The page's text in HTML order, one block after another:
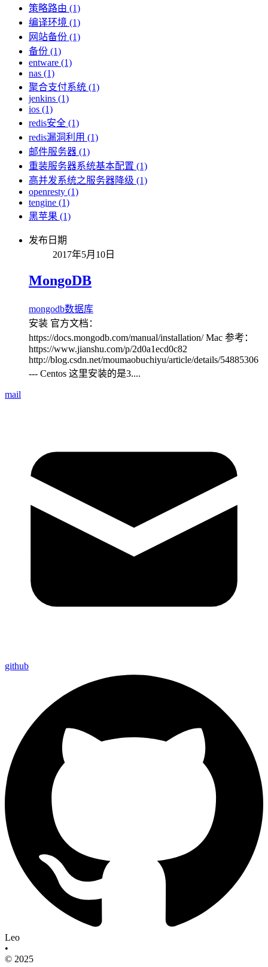
策略路由 (1)
编译环境 (1)
网站备份 (1)
备份 (1)
entware (1)
nas (1)
聚合支付系统 (1)
jenkins (1)
ios (1)
redis安全 (1)
redis漏洞利用 (1)
邮件服务器 (1)
重装服务器系统基本配置 (1)
高并发系统之服务器降级 (1)
openresty (1)
tengine (1)
黑苹果 (1)
发布日期
2017年5月10日
MongoDB
mongodb数据库
安装 官方文档：
https://docs.mongodb.com/manual/installation/ Mac 参考：
https://www.jianshu.com/p/2d0a1ecd0c82
http://blog.csdn.net/moumaobuchiyu/article/details/54885306
--- Centos 这里安装的是3....
mail
github
Leo
•
© 2025